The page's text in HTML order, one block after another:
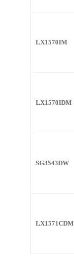
LX1570IM
LX1570IDM
SG3543DW
LX1571CDM